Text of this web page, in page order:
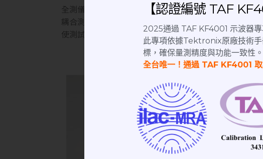
全測儀器科技位於桃園中壢區，新屋交流道旁，提供各
耦合測試、發射機輻射功率測試、接收機靈敏度測試等
使測試更精確，隔離測試設備干擾，多種測試流程的整
【認證編號 TAF
2025通過 TAF KF4001 示波器
此專項依據Tektronix原廠技術
標，確保量測精度與功能一致性。
全台唯一！通過 TAF KF4001